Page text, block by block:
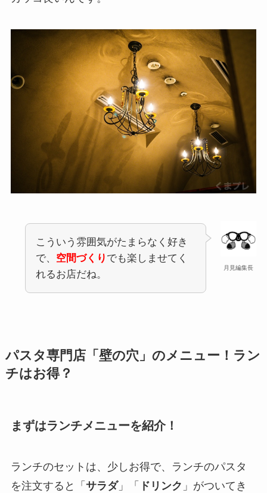
月見編集長
こういう雰囲気がたまらなく好き
で、 空間づくり でも楽しませてく
れるお店だね。
パスタ専門店「壁の穴」のメニュー！ラン
チはお得？
まずはランチメニューを紹介！
ランチのセットは、少しお得で、ランチのパスタ
を注文すると「 サラダ」「 ドリンク 」がついてき